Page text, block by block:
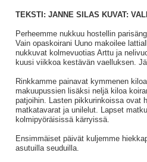
TEKSTI: JANNE SILAS KUVAT:
Perheemme nukkuu hostellin
Vain opaskoirani Uuno makoilee
nukkuvat kolmevuotias Arttu ja
kuusi viikkoa kestävän vaelluksen.
Rinkkamme painavat kymmenen
makuupussien lisäksi neljä kiloa
patjoihin. Lasten pikkurinkoissa ovat
matkatavarat ja unilelut. Lapset
kolmipyöräisissä kärryissä.
Ensimmäiset päivät kuljemme
asutuilla seuduilla.